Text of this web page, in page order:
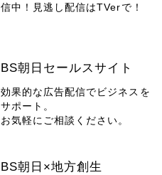
信中！見逃し配信はTVerで！
BS朝日セールスサイト
効果的な広告配信でビジネスを
サポート。
お気軽にご相談ください。
BS朝日×地方創生